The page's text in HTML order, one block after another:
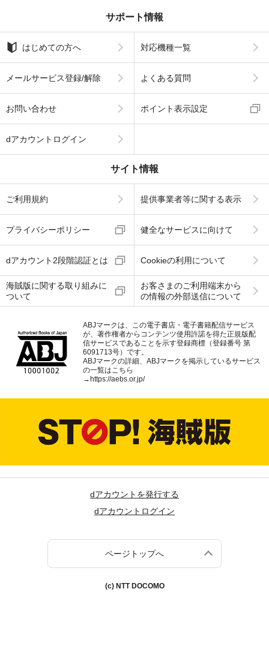
サポート情報
はじめての方へ 対応機種一覧
メールサービス登録/解除 よくある質問
お問い合わせ ポイント表示設定
dアカウントログイン
サイト情報
ご利用規約 提供事業者等に関する表示
プライバシーポリシー 健全なサービスに向けて
dアカウント2段階認証とは Cookieの利用について
海賊版に関する取り組みに
ついて
お客さまのご利用端末から
の情報の外部送信について
ABJマークは、この電子書店・電子書籍配信サービス
が、著作権者からコンテンツ使用許諾を得た正規版配
信サービスであることを示す登録商標（登録番号 第
6091713号）です。
ABJマークの詳細、ABJマークを掲示しているサービス
の一覧はこちら
→https://aebs.or.jp/
dアカウントを発行する
dアカウントログイン
ページトップへ
(c) NTT DOCOMO